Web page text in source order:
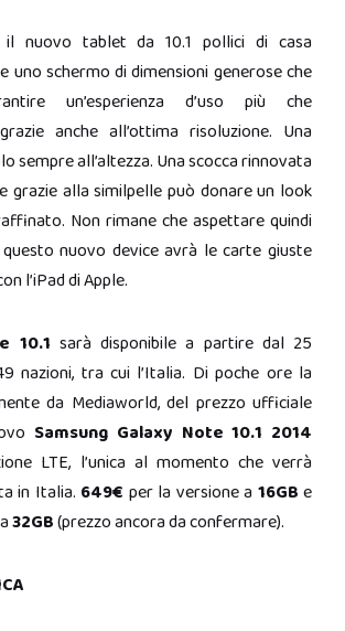
il nuovo tablet da 10.1 pollici di casa
uno schermo di dimensioni generose che
un’esperienza d’uso più che
anche all’ottima risoluzione. Una
sempre all’altezza. Una scocca rinnovata
grazie alla similpelle può donare un look
Non rimane che aspettare quindi
nuovo device avrà le carte giuste
l’iPad di Apple.
10.1 sarà disponibile a partire dal 25
nazioni, tra cui l’Italia. Di poche ore la
da Mediaworld, del prezzo ufficiale
Samsung Galaxy Note 10.1 2014
LTE, l’unica al momento che verrà
in Italia. 649€ per la versione a 16GB e
32GB(prezzo ancora da confermare).